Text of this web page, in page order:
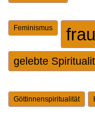
Feminismus
gelebte
Göttinnenspiritualität